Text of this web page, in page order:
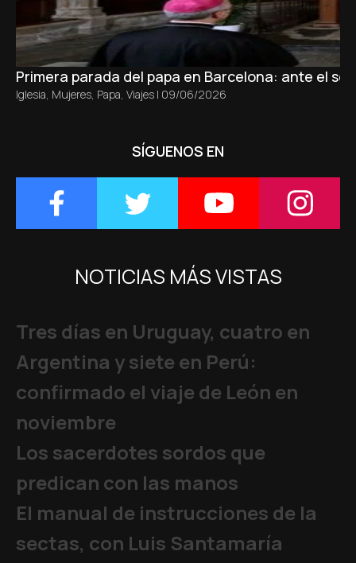
Primera parada del papa en Barcelona: ante el
Iglesia, Mujeres, Papa, Viajes | 09/06/2026
SÍGUENOS EN
NOTICIAS MÁS VISTAS
Tres días en Uruguay, cuatro en
Argentina y siete en Perú:
confirmado el viaje de León en
noviembre
Los sacerdotes sordos que
predican con las manos
El manual de instrucciones de la
sectas, con Luis Santamaría